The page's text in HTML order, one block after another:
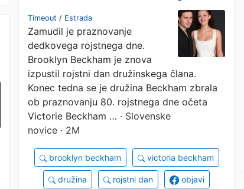
priliva olje na ogenj
Timeout / Estrada
Zamudil je praznovanje
dedkovega rojstnega dne.
Brooklyn Beckham je znova
izpustil rojstni dan družinskega člana.
Konec tedna se je družina Beckham zbrala
ob praznovanju 80. rojstnega dne očeta
Victorie Beckham … · Slovenske
novice · 2M
brooklyn beckham victoria beckham
družina rojstni dan objavi